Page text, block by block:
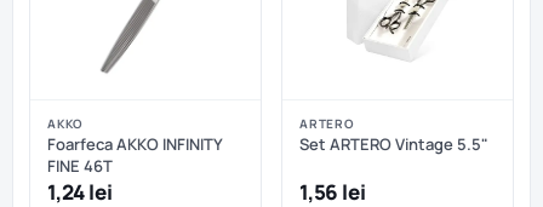
AKKO
Foarfeca AKKO INFINITY
FINE 46T
1,24 lei
ARTERO
Set ARTERO Vintage 5.5"
1,56 lei